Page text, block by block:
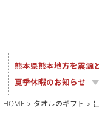
熊本県熊本地方を震源
夏季休暇のお知らせ
HOME タオルのギフト